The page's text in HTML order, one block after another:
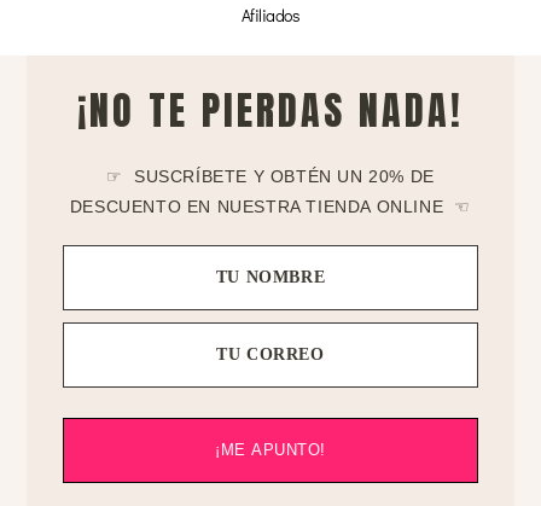
Afiliados
¡NO TE PIERDAS NADA!
☞ SUSCRÍBETE Y OBTÉN UN 20% DE
DESCUENTO EN NUESTRA TIENDA ONLINE ☜
TU NOMBRE
TU CORREO
¡ME APUNTO!